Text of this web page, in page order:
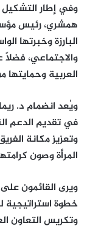
وفي إطار التشكيل
همشري، رئيس
البارزة وخبرتها
والاجتماعي،
العربية وحمايتها
ويُعد انضمام د.
في تقديم الدعم
وتعزيز مكانة
المرأة وصون
ويرى القائمون
خطوة استراتيجية
وتكريس التعاون